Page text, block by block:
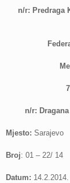
n/r: Predraga
n/r:
Mjesto: Sarajevo
Broj: 01 – 22/ 14
Datum: 14.2.2014.